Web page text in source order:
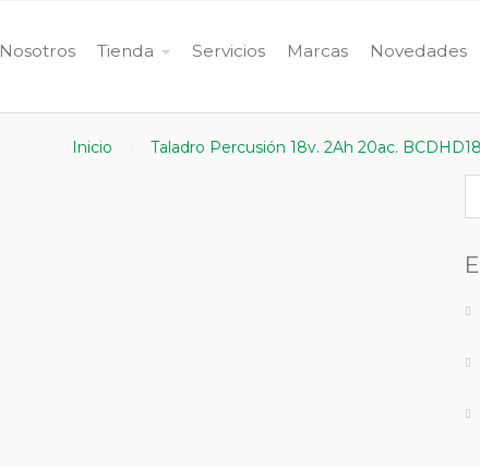
Nosotros Tienda Servicios Marcas Novedades
Inicio Taladro Percusión 18v. 2Ah 20ac.